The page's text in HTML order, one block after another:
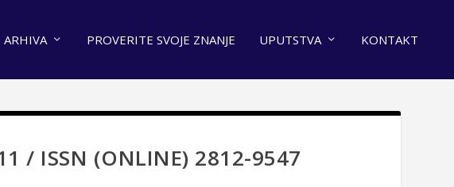
ARHIVA PROVERITE SVOJE ZNANJE UPUTSTVA KONTAKT
/ ISSN (ONLINE) 2812-9547